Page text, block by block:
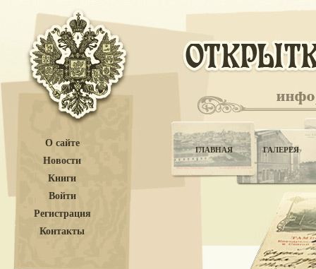
О сайте
Новости
Книги
Войти
Регистрация
Контакты
ГЛАВНАЯ ГАЛЕРЕЯ